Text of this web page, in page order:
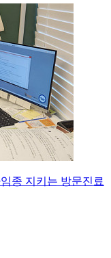
종 지키는 방문진료